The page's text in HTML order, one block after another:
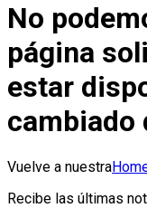
No
página
estar
cambiado
Vuelve a nuestra
Recibe las últimas